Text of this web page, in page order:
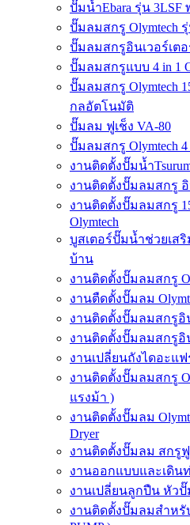
ปั๊มน้ำEbara รุ่น
ปั๊มลมสกรู Olymtech รุ่
ปั๊มลมสกรูอินเวอร์เตอ
ปั๊มลมสกรูแบบ 4 in 1
ปั๊มลมสกรู Olymtech
กลอัตโนมัติ
ปั๊มลม ฟูเช็ง VA-80
ปั๊มลมสกรู Olymtech 4
งานติดตั้งปั๊มน้ำ
งานติดตั้งปั๊มลมสกรู อิ
งานติดตั้งปั๊มลมสกรู
Olymtech
บูสเตอร์ปั๊มน้ำช่วยเส
บ้าน
งานติดตั้งปั๊มลมสกรู
งานตืดตั้งปั๊มลม
งานติดตั้งปั๊มลมสกรูอิ
งานติดตั้งปั๊มลมสกรูอิ
งานเปลี่ยนถังไดอะแฟ
งานติดตั้งปั๊มลมสกรู
แรงม้า )
งานติดตั้งปั๊มลม
Dryer
งานติดตั้งปั๊มลม สกรูฟู
งานออกแบบและเดิน
งานเปลี่ยนลูกปืน หัวปั๊
งานติดตั้งปั๊มลมสำหรั